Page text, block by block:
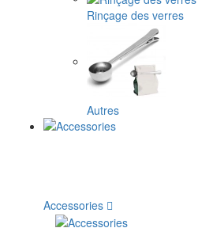
Rinçage des verres
Autres
Accessories